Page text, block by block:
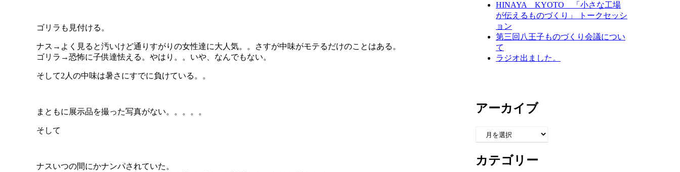
ゴリラも見付ける。
ナス→よく見ると汚いけど通りすがりの女性達に大人気。。さすが中味がモテるだけのことはある。
ゴリラ→恐怖に子供達怯える。やはり。。いや、なんでもない。
そして2人の中味は暑さにすでに負けている。。
まともに展示品を撮った写真がない。。。。。
そして
ナスいつの間にかナンパされていた。
HINAYA KYOTO 「小さな工場
が伝えるものづくり」 トークセッシ
ョン
第三回八王子ものづくり会議につい
て
ラジオ出ました。
アーカイブ
ー
イ
カテゴリー